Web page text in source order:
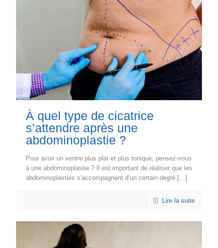
À quel type de cicatrice
s’attendre après une
abdominoplastie ?
Pour avoir un ventre plus plat et plus tonique, pensez-vous
à une abdominoplastie ? Il est important de réaliser que les
abdominoplasties s’accompagnent d’un certain degré […]
Lire la suite